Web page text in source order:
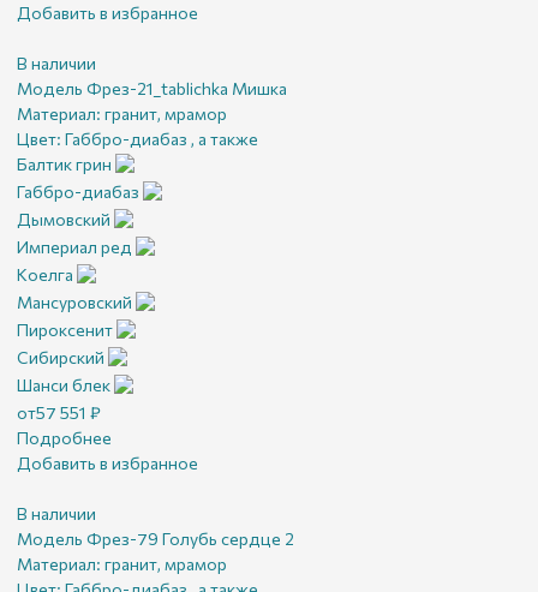
Добавить в избранное
В наличии
Модель Фрез-21_tablichka Мишка
Материал: гранит, мрамор
Цвет: Габбро-диабаз , а также
Балтик грин
Габбро-диабаз
Дымовский
Империал ред
Коелга
Мансуровский
Пироксенит
Сибирский
Шанси блек
от57 551 ₽
Подробнее
Добавить в избранное
В наличии
Модель Фрез-79 Голубь cердце 2
Материал: гранит, мрамор